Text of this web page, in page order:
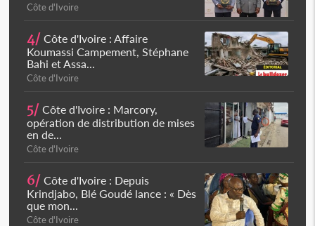
Côte d'Ivoire
4/ Côte d'Ivoire : Affaire
Koumassi Campement, Stéphane
Bahi et Assa...
Côte d'Ivoire
5/ Côte d'Ivoire : Marcory,
opération de distribution de mises
en de...
Côte d'Ivoire
6/ Côte d'Ivoire : Depuis
Krindjabo, Blé Goudé lance : « Dès
que mon...
Côte d'Ivoire